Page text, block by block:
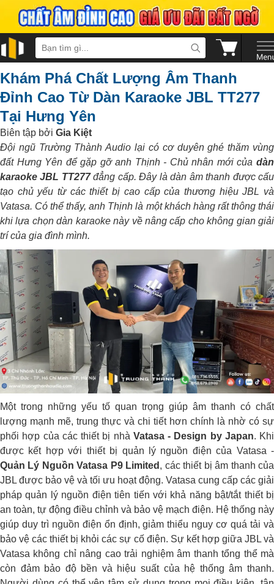
Khám Phá Chất Lượng Âm Thanh
Đỉnh Cao Từ Dàn Karaoke JBL TT277
Tại Hưng Yên
Biên tập bởi Gia Kiệt
Đội ngũ Trường Thành Audio lại có cơ duyên ghé thăm vùng
đất Hưng Yên để gặp gỡ anh Thịnh - Chủ nhân mới của dàn
karaoke JBL TT277đẳng cấp. Đây là dàn âm thanh được cấu
tạo chủ yếu từ các thiết bị cao cấp của thương hiệu JBL và
Vatasa. Có thể thấy, anh Thịnh là một khách hàng rất thông thái
khi lựa chọn dàn karaoke này về nâng cấp cho không gian giải
trí của gia đình mình.
Một trong những yếu tố quan trọng giúp âm thanh có chất
lượng mạnh mẽ, trung thực và chi tiết hơn chính là nhờ có sự
phối hợp của các thiết bị nhà Vatasa - Design by Japan. Khi
được kết hợp với thiết bị quản lý nguồn điện của Vatasa -
Quản Lý Nguồn Vatasa P9 Limited , các thiết bị âm thanh của
JBL được bảo vệ và tối ưu hoạt động. Vatasa cung cấp các giải
pháp quản lý nguồn điện tiên tiến với khả năng bật/tắt thiết bị
an toàn, tự động điều chỉnh và bảo vệ mạch điện. Hệ thống này
giúp duy trì nguồn điện ổn định, giảm thiểu nguy cơ quá tải và
bảo vệ các thiết bị khỏi các sự cố điện. Sự kết hợp giữa JBL và
Vatasa không chỉ nâng cao trải nghiệm âm thanh tổng thể mà
còn đảm bảo độ bền và hiệu suất của hệ thống âm thanh.